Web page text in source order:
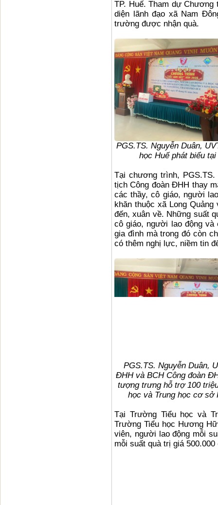
TP. Huế. Tham dự
diện lãnh đạo xã Nam
trường được nhận quà.
PGS.TS. Nguyễn Duân,
học Huế phát biểu
Tại chương trình, PGS.TS.
tịch Công đoàn ĐHH thay
các thầy, cô giáo, người
khăn thuộc xã Long
đến, xuân về. Những suất
cô giáo, người lao động
gia đình mà trong đó còn
có thêm nghị lực, niềm tin
PGS.TS. Nguyễn Duân,
ĐHH và BCH Công đoàn
tượng trưng hỗ trợ 100
học và Trung học cơ
Tại Trường Tiểu học và
Trường Tiểu học Hương
viên, người lao động mỗi
mỗi suất quà trị giá 500.000